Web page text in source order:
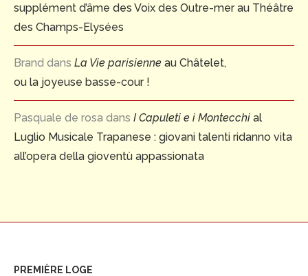
supplément d’âme des Voix des Outre-mer au Théâtre
des Champs-Elysées
Brand dans La Vie parisienne au Châtelet,
ou la joyeuse basse-cour !
Pasquale de rosa dans I Capuleti e i Montecchi al
Luglio Musicale Trapanese : giovani talenti ridanno vita
all’opera della gioventù appassionata
PREMIÈRE LOGE